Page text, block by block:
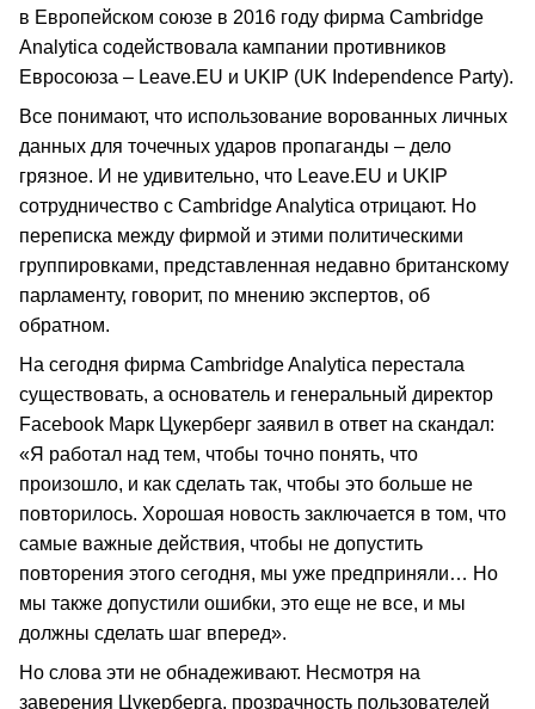
в Европейском союзе в 2016 году фирма Cambridge
Analytica содействовала кампании противников
Евросоюза – Leave.EU и UKIP (UK Independence Party).
Все понимают, что использование ворованных личных
данных для точечных ударов пропаганды – дело
грязное. И не удивительно, что Leave.EU и UKIP
сотрудничество с Cambridge Analytica отрицают. Но
переписка между фирмой и этими политическими
группировками, представленная недавно британскому
парламенту, говорит, по мнению экспертов, об
обратном.
На сегодня фирма Cambridge Analytica перестала
существовать, а основатель и генеральный директор
Facebook Марк Цукерберг заявил в ответ на скандал:
«Я работал над тем, чтобы точно понять, что
произошло, и как сделать так, чтобы это больше не
повторилось. Хорошая новость заключается в том, что
самые важные действия, чтобы не допустить
повторения этого сегодня, мы уже предприняли… Но
мы также допустили ошибки, это еще не все, и мы
должны сделать шаг вперед».
Но слова эти не обнадеживают. Несмотря на
заверения Цукерберга, прозрачность пользователей